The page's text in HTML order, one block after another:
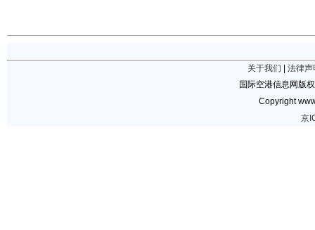
关于我们
法律声
国际空港信息网版
Copyright
京